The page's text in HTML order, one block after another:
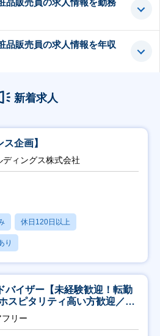
品販売員の求人情報を年収
新着求人
企画】
ィングス株式会社
休日120日以上
り
バイザー【未経験歓迎！転勤
スピタリティ高い方歓迎／土
リー